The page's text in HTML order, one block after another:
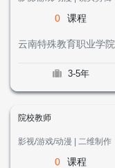
0 课程
云南特殊教育职业学院
3-5年
院校教师
影视/游戏/动漫 | 二维制作
0 课程